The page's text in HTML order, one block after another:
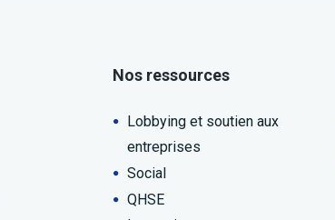
Nos ressources
Lobbying et soutien aux
entreprises
Social
QHSE